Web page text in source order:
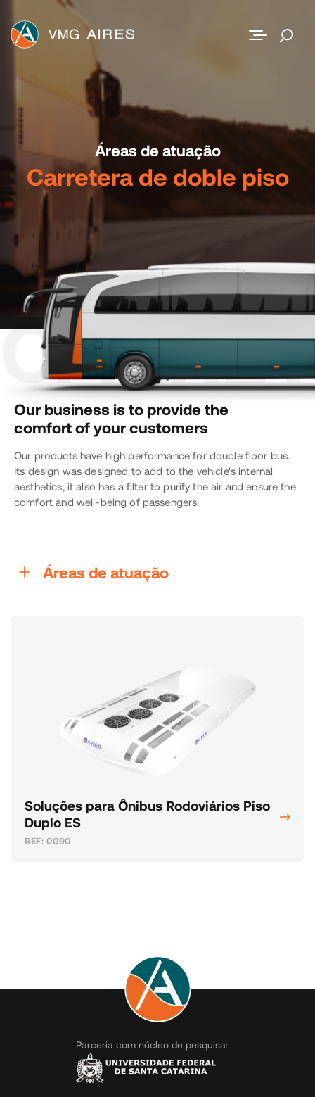
Contato
Áreas de atuação
Carretera de doble piso
Our business is to provide the
comfort of your customers
Our products have high performance for double floor bus.
Its design was designed to add to the vehicle's internal
aesthetics, it also has a filter to purify the air and ensure the
comfort and well-being of passengers.
Áreas de atuação
Soluções para Ônibus Rodoviários Piso
Duplo ES
REF: 0090
Parceria com núcleo de pesquisa: